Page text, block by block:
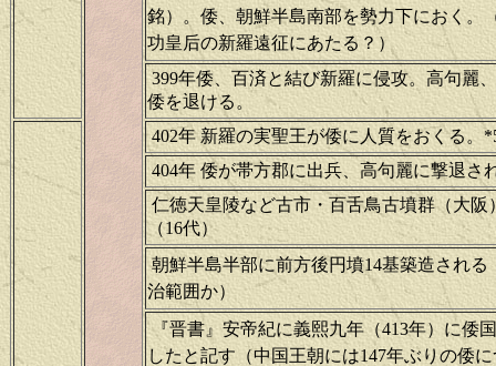
銘）。倭、朝鮮半島南部を勢力下におく。
功皇后の新羅遠征にあたる？）
399年倭、百済と結び新羅に侵攻。高句麗
倭を退ける。
402年 新羅の実聖王が倭に人質をおくる。
404年 倭が帯方郡に出兵、高句麗に撃退さ
仁徳天皇陵など古市・百舌鳥古墳群（大阪
（16代）
朝鮮半島半部に前方後円墳14基築造される
治範囲か）
『晋書』安帝紀に義熙九年（413年）に倭
したと記す（中国王朝には147年ぶりの倭